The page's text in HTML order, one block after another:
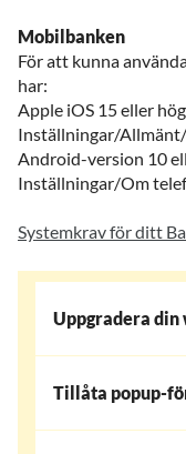
Mobilbanken
För att kunna
har:
Apple iOS 15 eller
Inställningar/
Android-version 10
Inställningar/Om
Systemkrav för ditt
Uppgradera din
Tillåta popup-